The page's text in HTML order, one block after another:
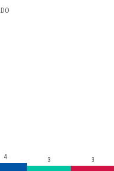
4 3 3